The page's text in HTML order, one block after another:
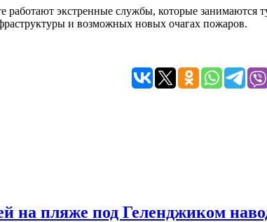
работают экстренные службы, которые занимаются
и возможных новых очагах пожаров.
пляже под Геленджиком